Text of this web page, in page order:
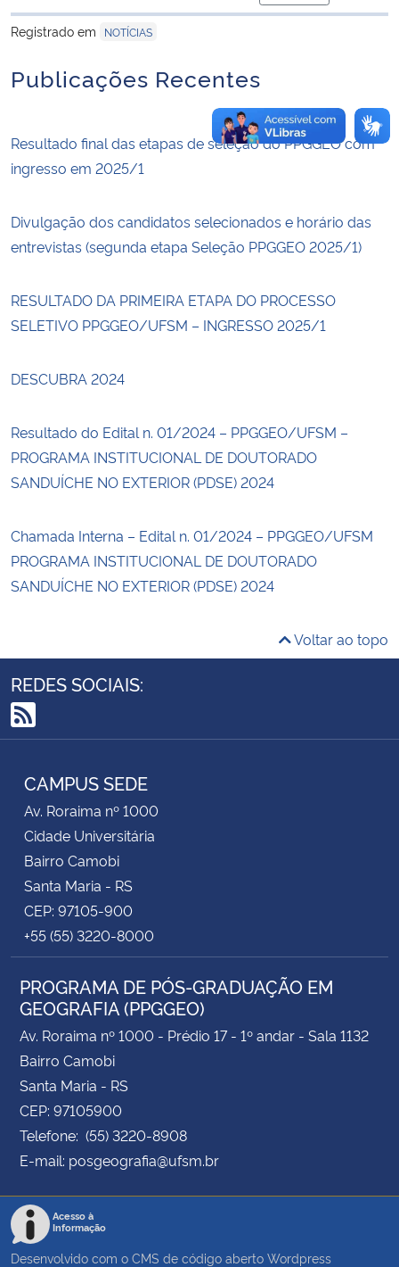
para área de
Registrado em
NOTÍCIAS
Publicações Recentes
Resultado final das etapas de seleção do PPGGEO com
ingresso em 2025/1
Divulgação dos candidatos selecionados e horário das
entrevistas (segunda etapa Seleção PPGGEO 2025/1)
RESULTADO DA PRIMEIRA ETAPA DO PROCESSO
SELETIVO PPGGEO/UFSM – INGRESSO 2025/1
DESCUBRA 2024
Resultado do Edital n. 01/2024 – PPGGEO/UFSM –
PROGRAMA INSTITUCIONAL DE DOUTORADO
SANDUÍCHE NO EXTERIOR (PDSE) 2024
Chamada Interna – Edital n. 01/2024 – PPGGEO/UFSM
PROGRAMA INSTITUCIONAL DE DOUTORADO
SANDUÍCHE NO EXTERIOR (PDSE) 2024
Voltar ao topo
REDES SOCIAIS:
RSS
CAMPUS SEDE
Av. Roraima nº 1000
Cidade Universitária
Bairro Camobi
Santa Maria - RS
CEP: 97105-900
+55 (55) 3220-8000
PROGRAMA DE PÓS-GRADUAÇÃO EM
GEOGRAFIA (PPGGEO)
Av. Roraima nº 1000 - Prédio 17 - 1º andar - Sala 1132
Bairro Camobi
Santa Maria - RS
CEP: 97105900
Telefone: (55) 3220-8908
E-mail: posgeografia@ufsm.br
Acesso à
Informação
Desenvolvido com o CMS de código aberto Wordpress